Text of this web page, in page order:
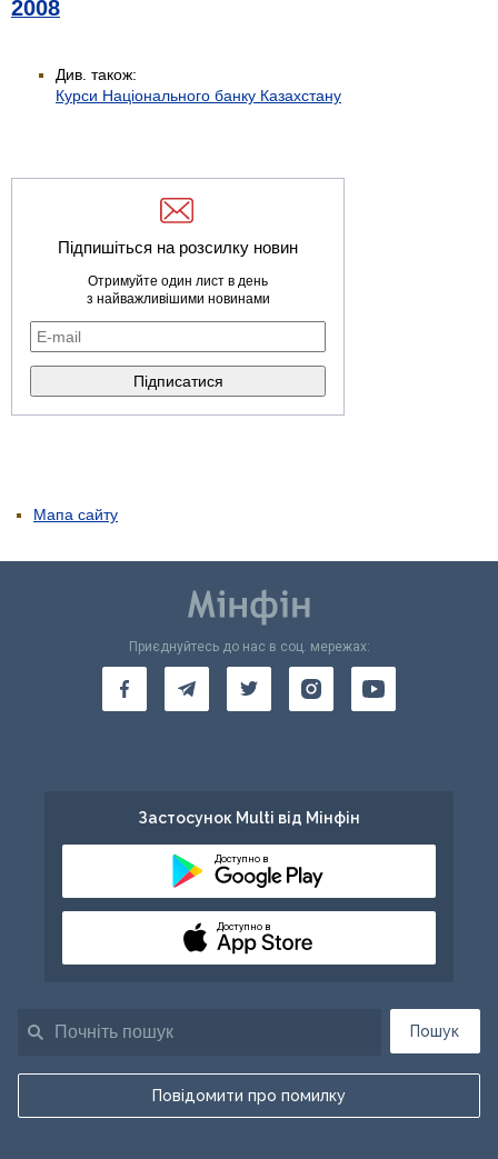
2008
Див. також:
Курси Національного банку Казахстану
Підпишіться на розсилку новин
Отримуйте один лист в день
з найважливішими новинами
Мапа сайту
Пошук
Повідомити про помилку
Приєднуйтесь до нас в соц. мережах:
Застосунок Multi від Мінфін
Доступно в
Доступно в